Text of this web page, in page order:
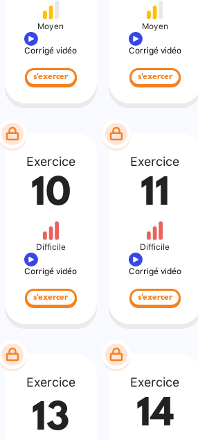
Moyen
Corrigé vidéo
s'exercer
Moyen
Corrigé vidéo
s'exercer
Exercice
10
Difficile
Corrigé vidéo
s'exercer
Exercice
11
Difficile
Corrigé vidéo
s'exercer
Exercice
13
Exercice
14